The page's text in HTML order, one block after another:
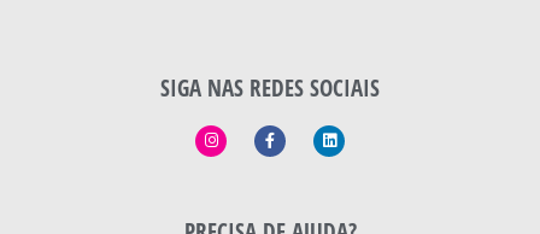
SIGA NAS REDES SOCIAIS